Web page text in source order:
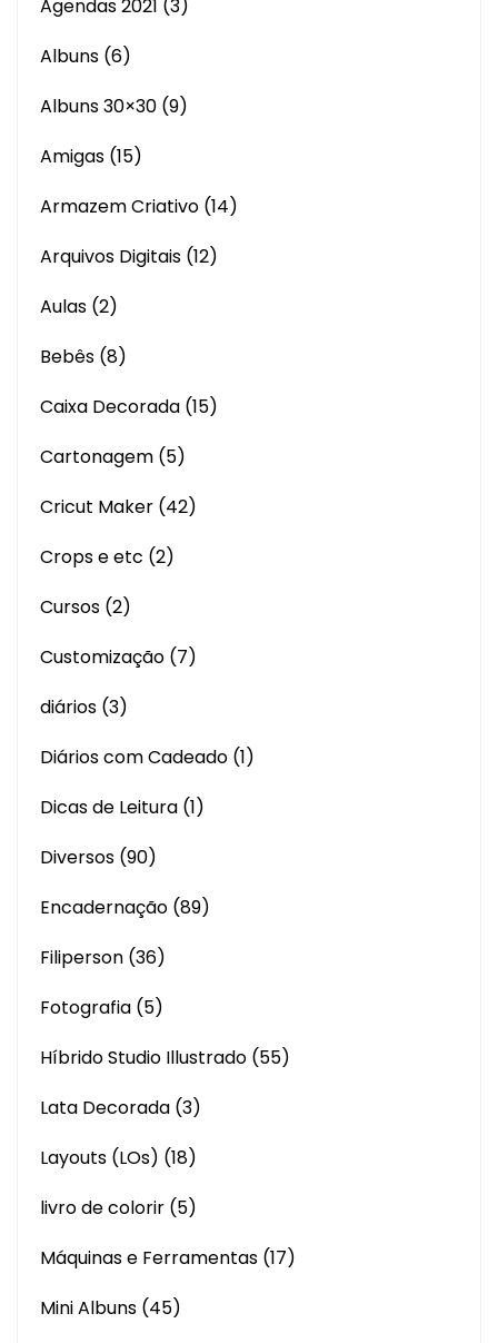
Agendas 2021 (3)
Albuns (6)
Albuns 30×30 (9)
Amigas (15)
Armazem Criativo (14)
Arquivos Digitais (12)
Aulas (2)
Bebês (8)
Caixa Decorada (15)
Cartonagem (5)
Cricut Maker (42)
Crops e etc (2)
Cursos (2)
Customização (7)
diários (3)
Diários com Cadeado (1)
Dicas de Leitura (1)
Diversos (90)
Encadernação (89)
Filiperson (36)
Fotografia (5)
Híbrido Studio Illustrado (55)
Lata Decorada (3)
Layouts (LOs) (18)
livro de colorir (5)
Máquinas e Ferramentas (17)
Mini Albuns (45)